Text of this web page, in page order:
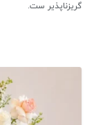
گریزناپذیر ست.